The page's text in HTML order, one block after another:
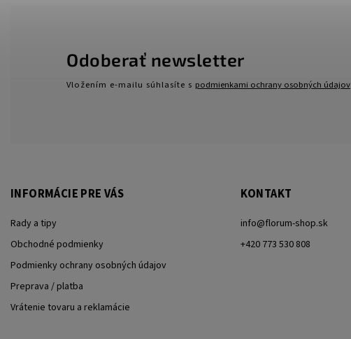
Odoberať newsletter
Vložením e-mailu súhlasíte s podmienkami ochrany osobných údajov
INFORMÁCIE PRE VÁS
Rady a tipy
Obchodné podmienky
Podmienky ochrany osobných údajov
Preprava / platba
Vrátenie tovaru a reklamácie
KONTAKT
info@florum-shop.sk
+420 773 530 808